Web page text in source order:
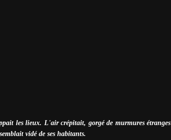
les lieux. L'air crépitait, gorgé de murmures étranges
vidé de ses habitants.